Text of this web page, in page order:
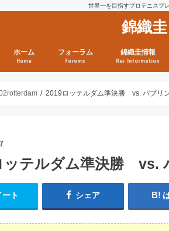
世界一を目指すプロテニスプ
錦織
ホーム
Home
フォーラム
Forums
錦織圭情報
Kei Information
日現在）
点）
2019ロッテルダム準決勝 vs. バブリ
ッテルダム準決勝 vs.
ート シェア